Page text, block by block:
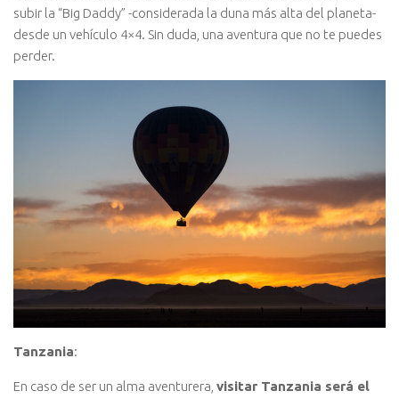
subir la “Big Daddy” -considerada la duna más alta del planeta-
desde un vehículo 4×4. Sin duda, una aventura que no te puedes
perder.
Tanzania:
En caso de ser un alma aventurera, visitar Tanzania será el